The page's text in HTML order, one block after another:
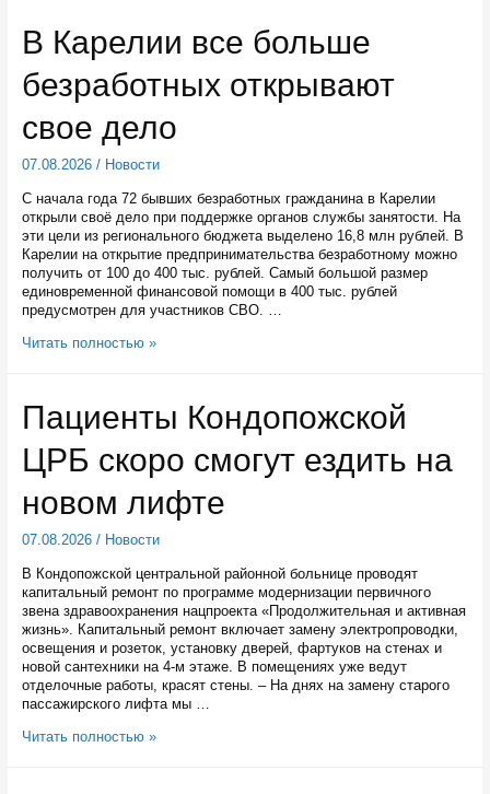
в
могут
на
стать
предприятий
энергетики
В Карелии все больше
безработных открывают
свое дело
07.08.2026/ Новости
С начала года 72 бывших безработных гражданина в Карелии
открыли своё дело при поддержке органов службы занятости. На
эти цели из регионального бюджета выделено 16,8 млн рублей. В
Карелии на открытие предпринимательства безработному можно
получить от 100 до 400 тыс. рублей. Самый большой размер
единовременной финансовой помощи в 400 тыс. рублей
предусмотрен для участников СВО. …
В
безработных
открывают
свое
дело
Читать полностью »
Пациенты Кондопожской
ЦРБ скоро смогут ездить на
новом лифте
07.08.2026/ Новости
В Кондопожской центральной районной больнице проводят
капитальный ремонт по программе модернизации первичного
звена здравоохранения нацпроекта «Продолжительная и активная
жизнь». Капитальный ремонт включает замену электропроводки,
освещения и розеток, установку дверей, фартуков на стенах и
новой сантехники на 4-м этаже. В помещениях уже ведут
отделочные работы, красят стены. – На днях на замену старого
пассажирского лифта мы …
Пациенты
Читать полностью »